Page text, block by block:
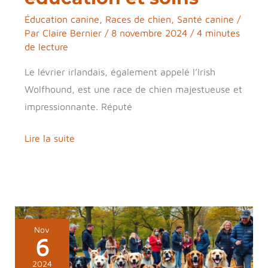
Éducation canine, Races de chien, Santé canine /
Par Claire Bernier / 8 novembre 2024 / 4 minutes
de lecture
Le lévrier irlandais, également appelé l’Irish
Wolfhound, est une race de chien majestueuse et
impressionnante. Réputé
Lire la suite
Nov
6
2024
Pourquoi
a-